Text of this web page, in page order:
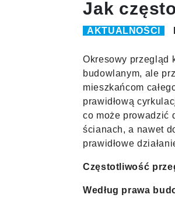
Jak
AKTUALNOŚCI
Okresowy przegląd
budowlanym, ale
mieszkańcom
prawidłową
co może prowadzić
ścianach, a nawet
prawidłowe
Częstotliwość
Według prawa